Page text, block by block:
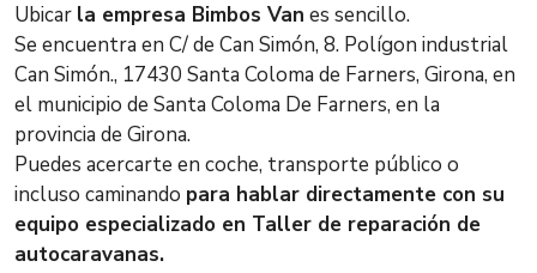
Ubicar la empresa Bimbos Van es sencillo.
Se encuentra en C/ de Can Simón, 8. Polígon industrial
Can Simón., 17430 Santa Coloma de Farners, Girona, en
el municipio de Santa Coloma De Farners, en la
provincia de Girona.
Puedes acercarte en coche, transporte público o
incluso caminando para hablar directamente con su
equipo especializado en Taller de reparación de
autocaravanas.